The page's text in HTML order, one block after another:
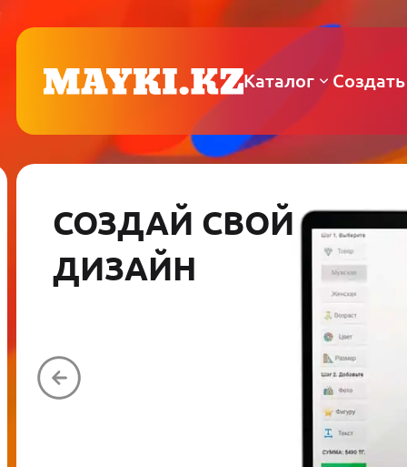
Каталог
СОЗДАЙ СВОЙ
ДИЗАЙН